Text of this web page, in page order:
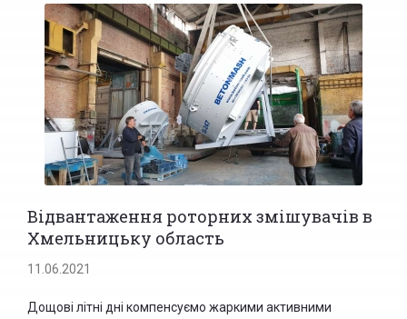
Відвантаження роторних змішувачів в
Хмельницьку область
11.06.2021
Дощові літні дні компенсуємо жаркими активними